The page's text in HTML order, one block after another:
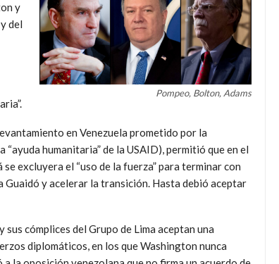
Pompeo, Bolton, Adams
y
del
en Venezuela prometido por la
humanitaria” de la USAID), permitió que en el
excluyera el “uso de la fuerza” para terminar con
y acelerar la transición. Hasta debió aceptar
cómplices del Grupo de Lima aceptan una
diplomáticos, en los que Washington nunca